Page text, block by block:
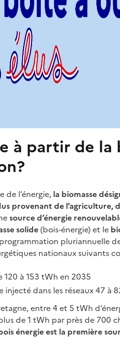
à partir de
de l’énergie, la biomasse
provenant de l’agriculture,
source d’énergie
solide(bois-énergie) et le
pluriannuelle
nationaux suivants
120 à 153 tWh en 2035
injecté dans les réseaux 47 à
entre 4 et 5 tWh
de 1 tWh par près de 700
énergie est la première